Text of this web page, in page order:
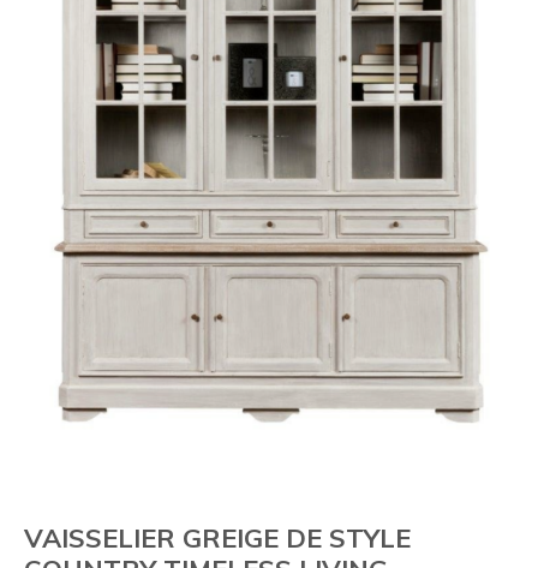
VAISSELIER GREIGE DE STYLE